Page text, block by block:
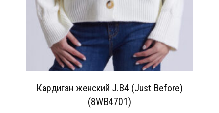
Кардиган женский J.B4 (Just Before)
(8WB4701)